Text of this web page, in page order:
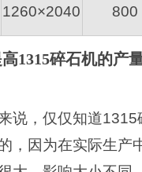
1260×2040 800
1315碎石机的产
说，仅仅知道1315
，因为在实际生产